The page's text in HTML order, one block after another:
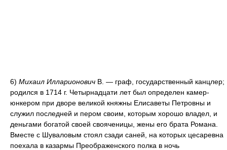
6) Михаил Илларионович В. — граф, государственный канцлер;
родился в 1714 г. Четырнадцати лет был определен камер-
юнкером при дворе великой княжны Елисаветы Петровны и
служил последней и пером своим, которым хорошо владел, и
деньгами богатой своей свояченицы, жены его брата Романа.
Вместе с Шуваловым стоял сзади саней, на которых цесаревна
поехала в казармы Преображенского полка в ночь